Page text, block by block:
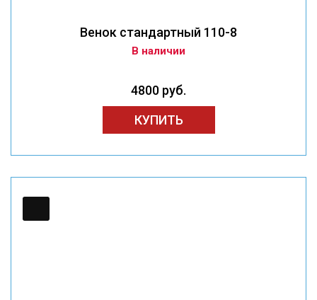
Венок стандартный 110-8
В наличии
4800 руб.
КУПИТЬ